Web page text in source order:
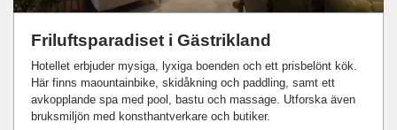
Friluftsparadiset i Gästrikland
Hotellet erbjuder mysiga, lyxiga boenden och ett prisbelönt kök.
Här finns maountainbike, skidåkning och paddling, samt ett
avkopplande spa med pool, bastu och massage. Utforska även
bruksmiljön med konsthantverkare och butiker.